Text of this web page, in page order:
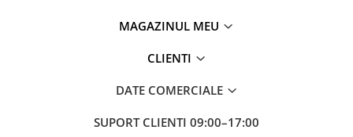
Depozitare si organizare
MAGAZINUL MEU
CLIENTI
DATE COMERCIALE
SUPORT CLIENTI 09:00–17:00